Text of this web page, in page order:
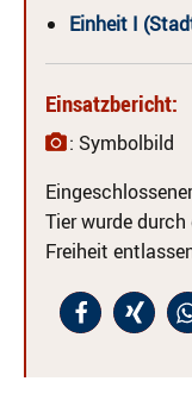
Einheit I
Einsatzbericht:
: Symbolbild
Tier wurde
Freiheit